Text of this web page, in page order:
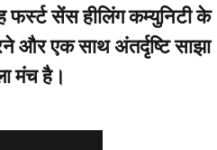
फर्स्ट सेंस हीलिंग कम्युनिटी के
और एक साथ अंतर्दृष्टि साझा
मंच है।